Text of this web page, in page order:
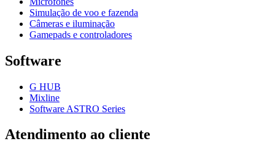
Simulação de voo e fazenda
Câmeras e iluminação
Gamepads e controladores
Software
G HUB
Mixline
Software ASTRO Series
Atendimento ao cliente